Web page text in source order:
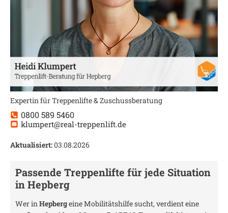
Expertin für Treppenlifte & Zuschussberatung
0800 589 5460
klumpert@real-treppenlift.de
Aktualisiert:03.08.2026
Passende Treppenlifte für jede Situation
inHepberg
Wer inHepbergeine Mobilitätshilfe sucht, verdient eine